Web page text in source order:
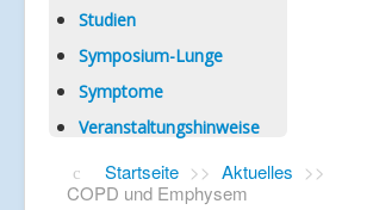
Studien
Symposium-Lunge
Symptome
Veranstaltungshinweise
Startseite >> Aktuelles >>
COPD und Emphysem